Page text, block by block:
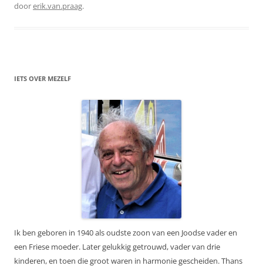
doorerik.van.praag.
IETS OVER MEZELF
Ik ben geboren in 1940 als oudste zoon van een Joodse vader en
een Friese moeder. Later gelukkig getrouwd, vader van drie
kinderen, en toen die groot waren in harmonie gescheiden. Thans